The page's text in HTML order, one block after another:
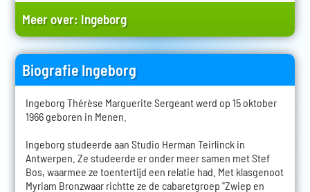
Meer over: Ingeborg
Biografie Ingeborg
Ingeborg Thérèse Marguerite Sergeant werd op 15 oktober
1966 geboren in Menen.
Ingeborg studeerde aan Studio Herman Teirlinck in
Antwerpen. Ze studeerde er onder meer samen met Stef
Bos, waarmee ze toentertijd een relatie had. Met klasgenoot
Myriam Bronzwaar richtte ze de cabaretgroep "Zwiep en